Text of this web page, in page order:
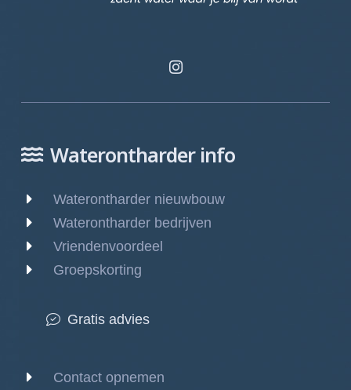
Waterontharder info
Waterontharder nieuwbouw
Waterontharder bedrijven
Vriendenvoordeel
Groepskorting
Gratis advies
Contact opnemen